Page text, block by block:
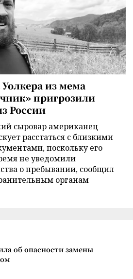
из мема
пригрозили
России
сыровар американец
расстаться с близкими
поскольку его
не уведомили
о пребывании, сообщил
органам
об опасности замены